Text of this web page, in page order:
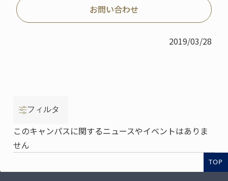
お問い合わせ
2019/03/28
フィルタ
このキャンパスに関するニュースやイベントはありま
せん
TOP